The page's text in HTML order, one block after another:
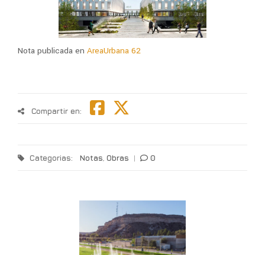
Nota publicada en AreaUrbana 62
Compartir en:
Categorias: Notas Obras | 0